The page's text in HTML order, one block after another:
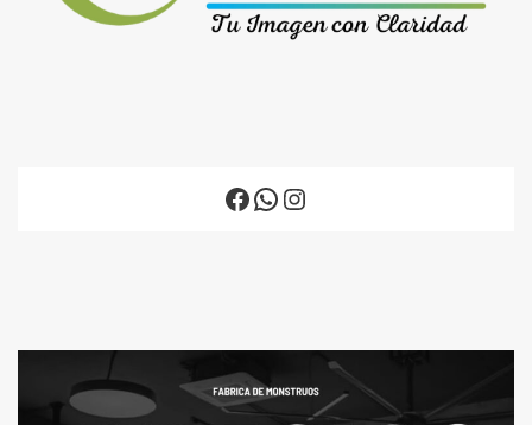
Facebook
WhatsApp
Instagram